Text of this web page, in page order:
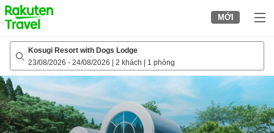
to
top
page
MỚI
Kosugi Resort with Dogs Lodge
23/08/2026 - 24/08/2026 2 khách 1 phòng